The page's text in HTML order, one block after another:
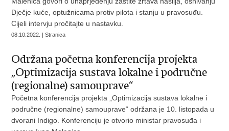
Dječje kuće, optužnicama protiv pilota i stanju u pravosuđu.
Cijeli intervju pročitajte u nastavku.
08.10.2022. | Stranica
Održana početna konferencija projekta
„Optimizacija sustava lokalne i područne
(regionalne) samouprave“
Početna konferencija projekta „Optimizacija sustava lokalne i
područne (regionalne) samouprave“ održana je 10. listopada u
dvorani Indigo. Konferenciju je otvorio ministar pravosuđa i